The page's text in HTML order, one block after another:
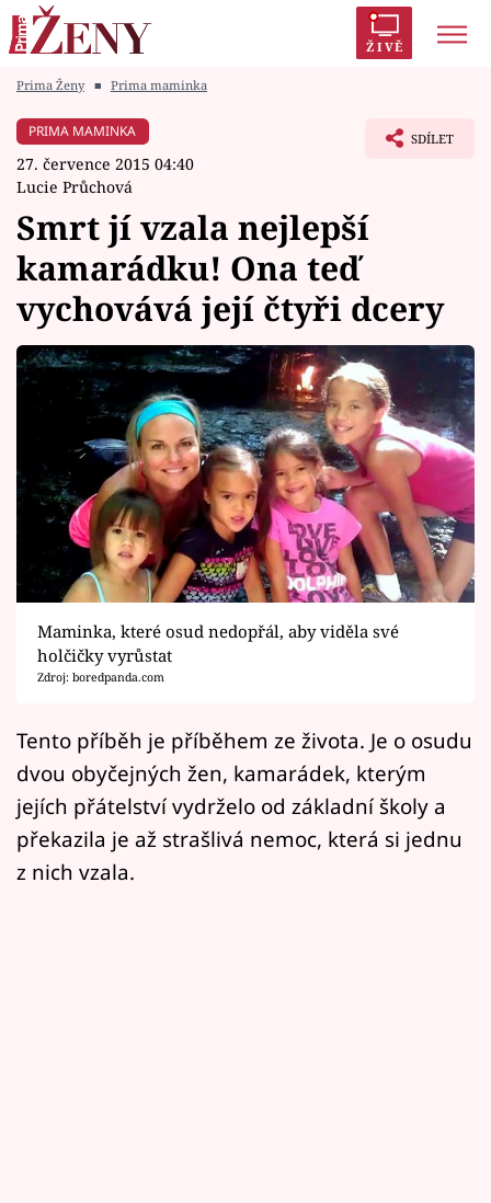
ŽIVĚ
Módní alarm
Zrádci
Témata
Celebrity
Vztahy
Seriály
Horoskopy
Sledujte prima+
Filmový festival Karlovy Vary
Pořady
Přihlášení
Sledujte nás
Prima Ženy ■ Prima maminka
PRIMA MAMINKA
27. července 2015 04:40
Lucie Průchová
SDÍLET
Smrt jí vzala nejlepší
kamarádku! Ona teď
vychovává její čtyři dcery
Maminka, které osud nedopřál, aby viděla své
holčičky vyrůstat
Zdroj: boredpanda.com
Tento příběh je příběhem ze života. Je o osudu
dvou obyčejných žen, kamarádek, kterým
jejích přátelství vydrželo od základní školy a
překazila je až strašlivá nemoc, která si jednu
z nich vzala.